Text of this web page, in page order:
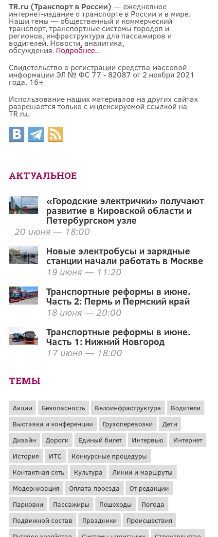
TR.ru (Транспорт в России) — ежедневное
интернет-издание о транспорте в России и в мире.
Наши темы — общественный и коммерческий
транспорт, транспортные системы городов и
регионов, инфраструктура для пассажиров и
водителей. Новости, аналитика,
обсуждения. Подробнее...
Свидетельство о регистрации средства массовой
информации ЭЛ № ФС 77 - 82087 от 2 ноября 2021
года. 16+
Использование наших материалов на других сайтах
разрешается только с индексируемой ссылкой на
TR.ru.
АКТУАЛЬНОЕ
«Городские электрички» получают
развитие в Кировской области и
Петербургском узле
20 июня — 18:00
Новые электробусы и зарядные
станции начали работать в Москве
19 июня — 11:20
Транспортные реформы в июне.
Часть 2: Пермь и Пермский край
18 июня — 20:00
Транспортные реформы в июне.
Часть 1: Нижний Новгород
17 июня — 18:00
ТЕМЫ
Акции Безопасность Велоинфраструктура
Водители
Выставки и конференции
Грузоперевозки
Дети
Дизайн
Дороги Единый билет Интервью
Интернет
История
ИТС
Конкурсные процедуры
Контактная сеть
Культура
Линии и маршруты
Модернизация
Оплата проезда
От редакции
Парковки
Пассажиры Пешеходы
Погода
Подвижной состав
Праздники
Происшествия